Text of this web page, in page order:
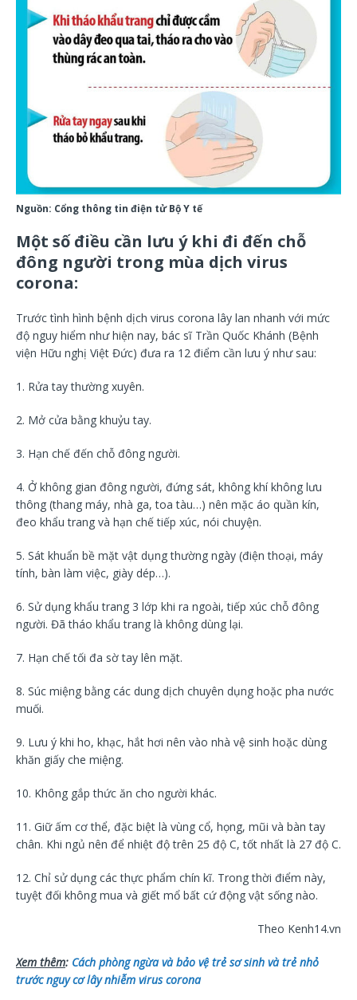
Nguồn: Cổng thông tin điện tử Bộ Y tế
Một số điều cần lưu ý khi đi đến chỗ
đông người trong mùa dịch virus
corona:
Trước tình hình bệnh dịch virus corona lây lan nhanh với mức
độ nguy hiểm như hiện nay, bác sĩ Trần Quốc Khánh (Bệnh
viện Hữu nghị Việt Đức) đưa ra 12 điểm cần lưu ý như sau:
1. Rửa tay thường xuyên.
2. Mở cửa bằng khuỷu tay.
3. Hạn chế đến chỗ đông người.
4. Ở không gian đông người, đứng sát, không khí không lưu
thông (thang máy, nhà ga, toa tàu…) nên mặc áo quần kín,
đeo khẩu trang và hạn chế tiếp xúc, nói chuyện.
5. Sát khuẩn bề mặt vật dụng thường ngày (điện thoại, máy
tính, bàn làm việc, giày dép…).
6. Sử dụng khẩu trang 3 lớp khi ra ngoài, tiếp xúc chỗ đông
người. Đã tháo khẩu trang là không dùng lại.
7. Hạn chế tối đa sờ tay lên mặt.
8. Súc miệng bằng các dung dịch chuyên dụng hoặc pha nước
muối.
9. Lưu ý khi ho, khạc, hắt hơi nên vào nhà vệ sinh hoặc dùng
khăn giấy che miệng.
10. Không gắp thức ăn cho người khác.
11. Giữ ấm cơ thể, đặc biệt là vùng cổ, họng, mũi và bàn tay
chân. Khi ngủ nên để nhiệt độ trên 25 độ C, tốt nhất là 27 độ C.
12. Chỉ sử dụng các thực phẩm chín kĩ. Trong thời điểm này,
tuyệt đối không mua và giết mổ bất cứ động vật sống nào.
Theo Kenh14.vn
Xem thêm: Cách phòng ngừa và bảo vệ trẻ sơ sinh và trẻ nhỏ
trước nguy cơ lây nhiễm virus corona